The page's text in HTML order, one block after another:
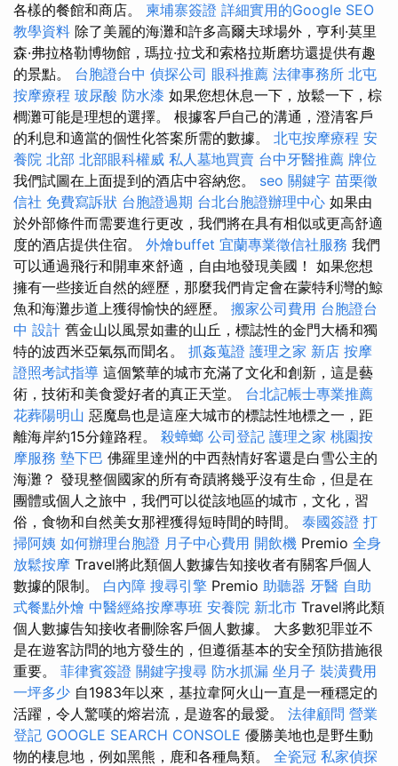
各樣的餐館和商店。 柬埔寨簽證 詳細實用的Google SEO
教學資料 除了美麗的海灘和許多高爾夫球場外，亨利·莫里
森·弗拉格勒博物館，瑪拉·拉戈和索格拉斯磨坊還提供有趣
的景點。 台胞證台中 偵探公司 眼科推薦 法律事務所 北屯
按摩療程 玻尿酸 防水漆 如果您想休息一下，放鬆一下，棕
櫚灘可能是理想的選擇。 根據客戶自己的溝通，澄清客戶
的利息和適當的個性化答案所需的數據。 北屯按摩療程 安
養院 北部 北部眼科權威 私人墓地買賣 台中牙醫推薦 牌位
我們試圖在上面提到的酒店中容納您。 seo 關鍵字 苗栗徵
信社 免費寫訴狀 台胞證過期 台北台胞證辦理中心 如果由
於外部條件而需要進行更改，我們將在具有相似或更高舒適
度的酒店提供住宿。 外燴buffet 宜蘭專業徵信社服務 我們
可以通過飛行和開車來舒適，自由地發現美國！ 如果您想
擁有一些接近自然的經歷，那麼我們肯定會在蒙特利灣的鯨
魚和海灘步道上獲得愉快的經歷。 搬家公司費用 台胞證台
中 設計 舊金山以風景如畫的山丘，標誌性的金門大橋和獨
特的波西米亞氣氛而聞名。 抓姦蒐證 護理之家 新店 按摩
證照考試指導 這個繁華的城市充滿了文化和創新，這是藝
術，技術和美食愛好者的真正天堂。 台北記帳士專業推薦
花葬陽明山 惡魔島也是這座大城市的標誌性地標之一，距
離海岸約15分鐘路程。 殺蟑螂 公司登記 護理之家 桃園按
摩服務 墊下巴 佛羅里達州的中西熱情好客還是白雪公主的
海灘？ 發現整個國家的所有奇蹟將幾乎沒有生命，但是在
團體或個人之旅中，我們可以從該地區的城市，文化，習
俗，食物和自然美女那裡獲得短時間的時間。 泰國簽證 打
掃阿姨 如何辦理台胞證 月子中心費用 開飲機 Premio 全身
放鬆按摩 Travel將此類個人數據告知接收者有關客戶個人
數據的限制。 白內障 搜尋引擎 Premio 助聽器 牙醫 自助
式餐點外燴 中醫經絡按摩專班 安養院 新北市 Travel將此類
個人數據告知接收者刪除客戶個人數據。 大多數犯罪並不
是在遊客訪問的地方發生的，但遵循基本的安全預防措施很
重要。 菲律賓簽證 關鍵字搜尋 防水抓漏 坐月子 裝潢費用
一坪多少 自1983年以來，基拉韋阿火山一直是一種穩定的
活躍，令人驚嘆的熔岩流，是遊客的最愛。 法律顧問 營業
登記 GOOGLE SEARCH CONSOLE 優勝美地也是野生動
物的棲息地，例如黑熊，鹿和各種鳥類。 全瓷冠 私家偵探